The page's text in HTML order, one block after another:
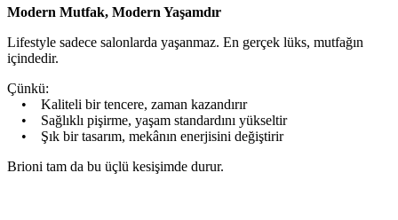
Modern Mutfak, Modern Yaşamdır
Lifestyle sadece salonlarda yaşanmaz. En gerçek lüks, mutfağın
içindedir.
Çünkü:
• Kaliteli bir tencere, zaman kazandırır
• Sağlıklı pişirme, yaşam standardını yükseltir
• Şık bir tasarım, mekânın enerjisini değiştirir
Brioni tam da bu üçlü kesişimde durur.